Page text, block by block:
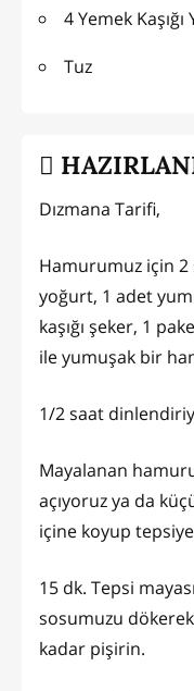
4 Yemek
Tuz
Dızmana Tarifi,
Hamurumuz için 2
yoğurt, 1 adet
kaşığı şeker, 1
ile yumuşak bir
1/2 saat
Mayalanan
açıyoruz ya da
içine koyup
15 dk. Tepsi
sosumuzu dökerek
kadar pişirin.